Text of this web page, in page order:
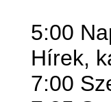
5:00
Hírek,
7:00